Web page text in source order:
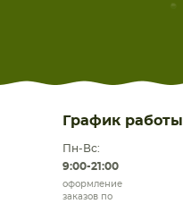
График работы
Пн-Вс:
9:00-21:00
оформление
заказов по